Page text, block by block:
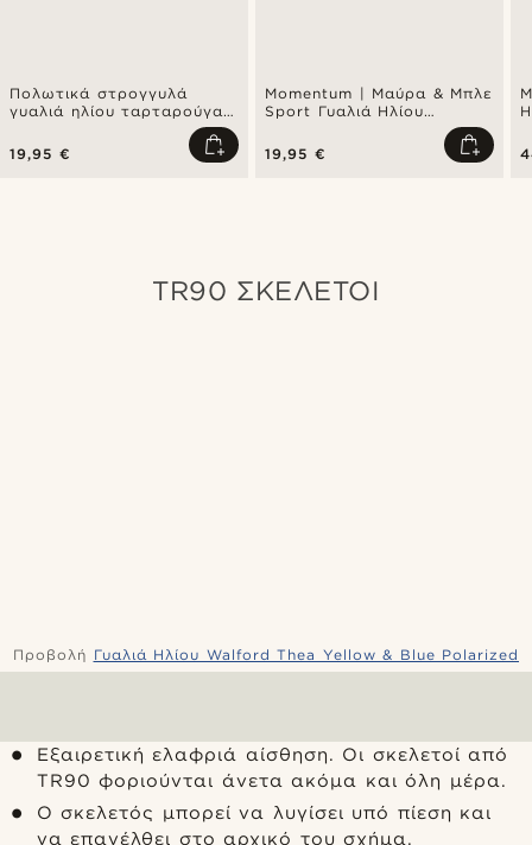
Πολωτικά στρογγυλά
γυαλιά ηλίου ταρταρούγα
19,95 €
Momentum | Μαύρα & Μπλε
Sport Γυαλιά Ηλίου
19,95 €
TR90 ΣΚΕΛΕΤΟΊ
Προβολή Γυαλιά Ηλίου Walford Thea Yellow & Blue Polarized
Εξαιρετική ελαφριά αίσθηση. Οι σκελετοί από
TR90 φοριούνται άνετα ακόμα και όλη μέρα.
Ο σκελετός μπορεί να λυγίσει υπό πίεση και
να επανέλθει στο αρχικό του σχήμα,